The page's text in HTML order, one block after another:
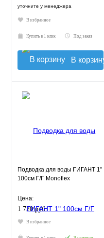
уточните у менеджера
В избранное
Купить в 1 клик Под заказ
В корзину
Подводка для воды ГИГАНТ 1"
100см Г/Г Monoflex
Цена:
1 720 руб.
В избранное